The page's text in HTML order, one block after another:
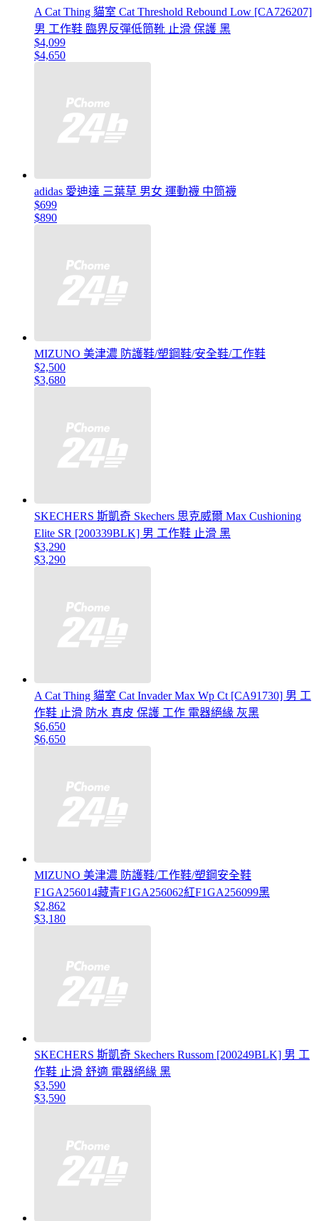
A Cat Thing 貓室 Cat Threshold Rebound Low [CA726207]
男 工作鞋 臨界反彈低筒靴 止滑 保護 黑
$4,099
$4,650
adidas 愛迪達 三葉草 男女 運動襪 中筒襪
$699
$890
MIZUNO 美津濃 防護鞋/塑鋼鞋/安全鞋/工作鞋
$2,500
$3,680
SKECHERS 斯凱奇 Skechers 思克威爾 Max Cushioning
Elite SR [200339BLK] 男 工作鞋 止滑 黑
$3,290
$3,290
A Cat Thing 貓室 Cat Invader Max Wp Ct [CA91730] 男 工
作鞋 止滑 防水 真皮 保護 工作 電器絕緣 灰黑
$6,650
$6,650
MIZUNO 美津濃 防護鞋/工作鞋/塑鋼安全鞋
F1GA256014藏青F1GA256062紅F1GA256099黑
$2,862
$3,180
SKECHERS 斯凱奇 Skechers Russom [200249BLK] 男 工
作鞋 止滑 舒適 電器絕緣 黑
$3,590
$3,590